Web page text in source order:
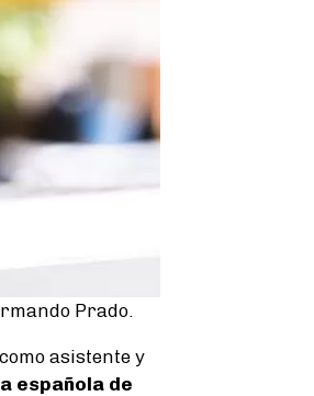
Prado.
asistente y
española de